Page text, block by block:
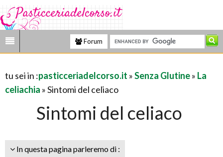
Forum
tu sei in :pasticceriadelcorso.it »Senza Glutine» La
celiachia » Sintomi del celiaco
Sintomi del celiaco
In questa pagina parleremo di :